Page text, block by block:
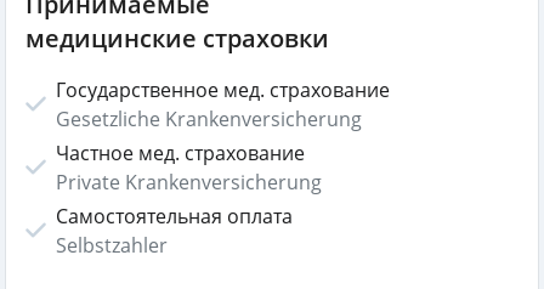
медицинские страховки
Государственное мед. страхование
Gesetzliche Krankenversicherung
Частное мед. страхование
Private Krankenversicherung
Самостоятельная оплата
Selbstzahler